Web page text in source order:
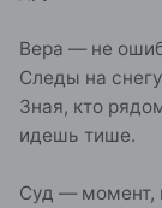
Вера — не
Следы на
Зная, кто
идешь тише.
Суд — момент,